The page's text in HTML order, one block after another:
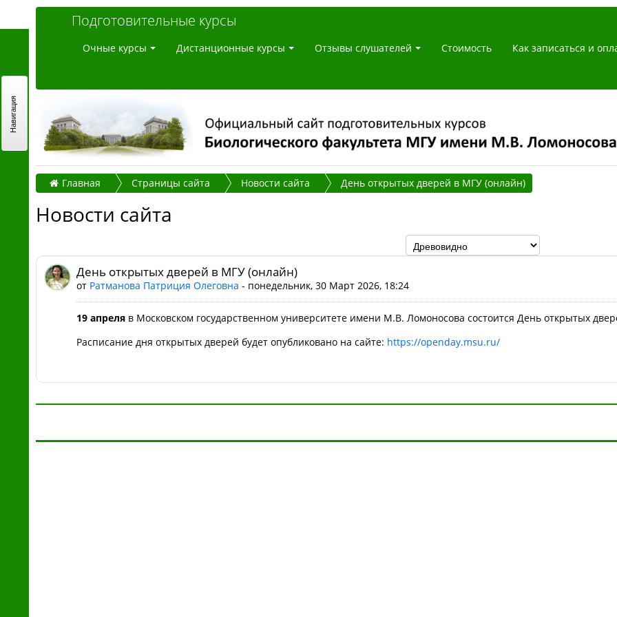
Подготовительные курсы
Очные курсы Дистанционные курсы Отзывы слушателей Стоимость Как записаться и
Главная Страницы сайта Новости сайта День открытых дверей в МГУ (онлайн)
Новости сайта
День открытых дверей в МГУ (онлайн)
от Ратманова Патриция Олеговна - понедельник, 30 Март 2026, 18:24
19 апреля в Московском государственном университете имени М.В. Ломоносова состоится День открытых
Расписание дня открытых дверей будет опубликовано на сайте: https://openday.msu.ru/
Навигация